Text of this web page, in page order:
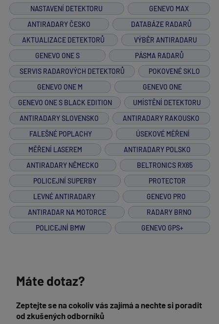
NASTAVENÍ DETEKTORU
GENEVO MAX
ANTIRADARY ČESKO
DATABÁZE RADARŮ
AKTUALIZACE DETEKTORŮ
VÝBĚR ANTIRADARU
GENEVO ONE S
PÁSMA RADARŮ
SERVIS RADAROVÝCH DETEKTORŮ
POKOVENÉ SKLO
GENEVO ONE M
GENEVO ONE
GENEVO ONE S BLACK EDITION
UMÍSTĚNÍ DETEKTORU
ANTIRADARY SLOVENSKO
ANTIRADARY RAKOUSKO
FALEŠNÉ POPLACHY
ÚSEKOVÉ MĚŘENÍ
MĚŘENÍ LASEREM
ANTIRADARY POLSKO
ANTIRADARY NĚMECKO
BELTRONICS RX65
POLICEJNÍ SUPERBY
PROTECTOR
LEVNÉ ANTIRADARY
GENEVO PRO
ANTIRADAR NA MOTORCE
RADARY BRNO
POLICEJNÍ BMW
GENEVO GPS+
Máte dotaz?
Zeptejte se na cokoliv vás zajímá a nechte si poradit
od zkušených odborníků